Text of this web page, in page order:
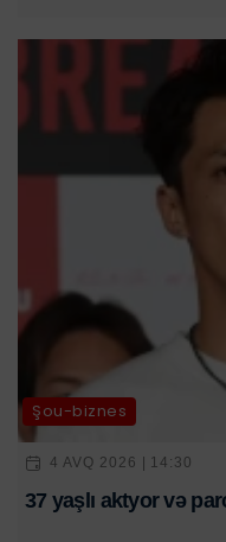
Şou-biznes
4 AVQ 2026 | 14:30
37 yaşlı aktyor və